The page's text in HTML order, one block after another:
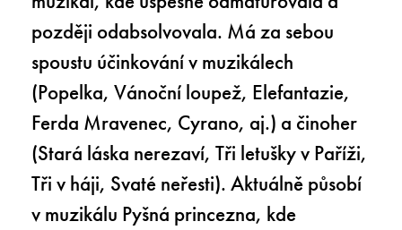
později odabsolvovala. Má za sebou
spoustu účinkování v muzikálech
(Popelka, Vánoční loupež, Elefantazie,
Ferda Mravenec, Cyrano, aj.) a činoher
(Stará láska nerezaví, Tři letušky v Paříži,
Tři v háji, Svaté neřesti). Aktuálně působí
v muzikálu Pyšná princezna, kde